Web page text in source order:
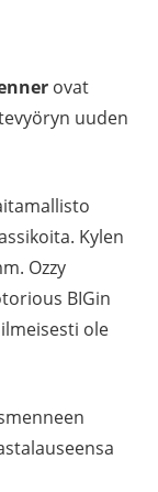
ovat
uuden
Kylen
Ozzy
BIGin
ole